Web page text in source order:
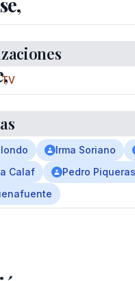
Irma Soriano
Calaf
Pedro Piqueras